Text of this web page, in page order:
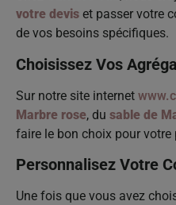
votre devis et passer votre
de vos besoins spécifiques.
Choisissez Vos
Sur notre site internet
Marbre rose, du sable de
faire le bon choix pour votre
Personnalisez Votre
Une fois que vous avez